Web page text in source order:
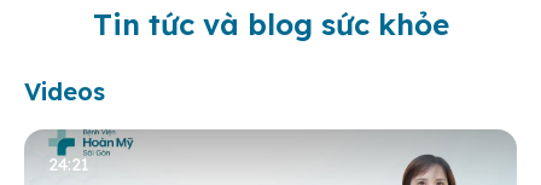
Tin tức và blog sức khỏe
Videos
24:21